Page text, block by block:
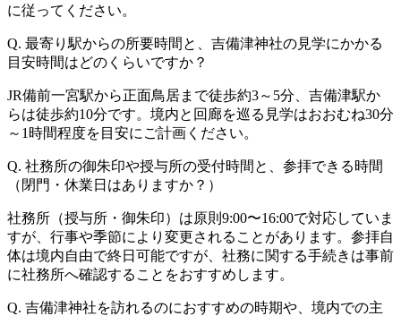
に従ってください。
Q. 最寄り駅からの所要時間と、吉備津神社の見学にかかる
目安時間はどのくらいですか？
JR備前一宮駅から正面鳥居まで徒歩約3～5分、吉備津駅か
らは徒歩約10分です。境内と回廊を巡る見学はおおむね30分
～1時間程度を目安にご計画ください。
Q. 社務所の御朱印や授与所の受付時間と、参拝できる時間
（閉門・休業日はありますか？）
社務所（授与所・御朱印）は原則9:00〜16:00で対応していま
すが、行事や季節により変更されることがあります。参拝自
体は境内自由で終日可能ですが、社務に関する手続きは事前
に社務所へ確認することをおすすめします。
Q. 吉備津神社を訪れるのにおすすめの時期や、境内での主